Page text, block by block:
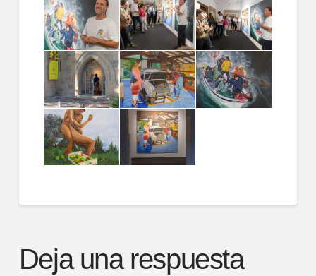
Deja una respuesta